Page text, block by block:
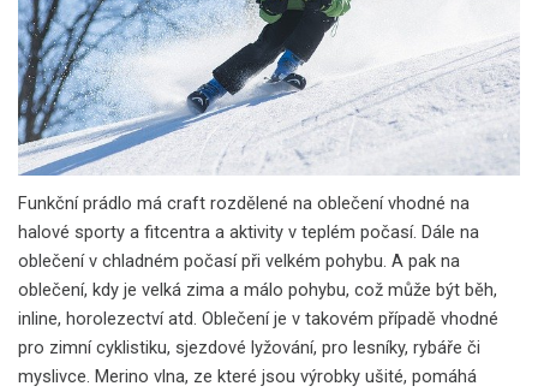
Funkční prádlo má craft rozdělené na oblečení vhodné na
halové sporty a fitcentra a aktivity v teplém počasí. Dále na
oblečení v chladném počasí při velkém pohybu. A pak na
oblečení, kdy je velká zima a málo pohybu, což může být běh,
inline, horolezectví atd. Oblečení je v takovém případě vhodné
pro zimní cyklistiku, sjezdové lyžování, pro lesníky, rybáře či
myslivce. Merino vlna, ze které jsou výrobky ušité, pomáhá